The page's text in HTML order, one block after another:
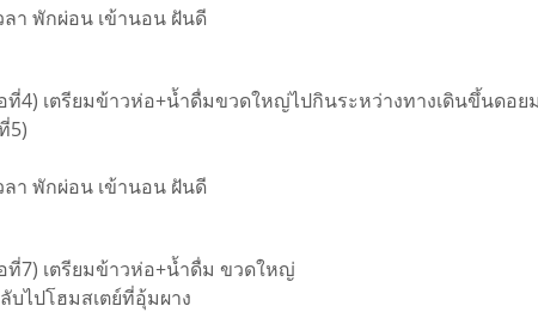
ลา พักผ่อน เข้านอน ฝันดี
4) เตรียมข้าวห่อ+น้ำดื่มขวดใหญ่ไปกินระหว่างทางเดินขึ้นดอ
5)
ลา พักผ่อน เข้านอน ฝันดี
7) เตรียมข้าวห่อ+น้ำดื่ม ขวดใหญ่
บไปโฮมสเตย์ที่อุ้มผาง